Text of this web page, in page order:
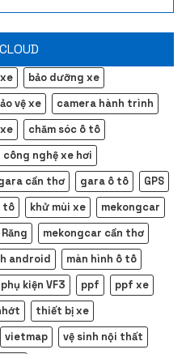
bảo dưỡng xe
vệ xe
camera hành trình
chăm sóc ô tô
công nghệ xe hơi
cần thơ gara ô tô
GPS
tô khử mùi xe
mekongcar
mekongcar cần thơ
android
màn hình ô tô
phụ kiện VF3 ppf
ppf xe
thiết bị xe
vietmap
vệ sinh nội thất